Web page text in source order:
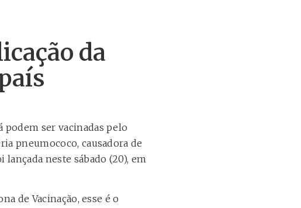
da
podem ser vacinadas pelo
pneumococo, causadora de
neste sábado (20), em
de Vacinação, esse é o